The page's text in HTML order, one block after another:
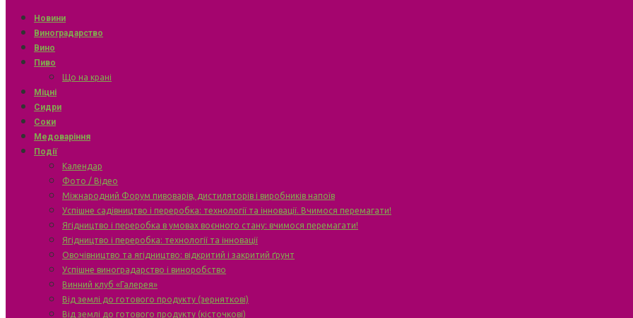
Новини
Виноградарство
Вино
Пиво
Що на крані
Міцні
Сидри
Соки
Медоваріння
Події
Календар
Фото / Відео
Міжнародний Форум пивоварів, дистиляторів і виробників напоїв
Успішне садівництво і переробка: технології та інновації. Вчимося перемагати!
Ягідництво і переробка в умовах воєнного стану: вчимося перемагати!
Ягідництво і переробка: технології та інновації
Овочівництво та ягідництво: відкритий і закритий ґрунт
Успішне виноградарство і виноробство
Винний клуб «Галерея»
Від землі до готового продукту (зерняткові)
Від землі до готового продукту (кісточкові)